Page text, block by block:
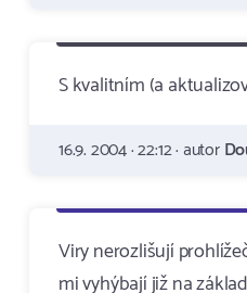
S kvalitním (a
16.9. 2004 · 22:12 · autor
Viry nerozlišují
mi vyhýbají již na